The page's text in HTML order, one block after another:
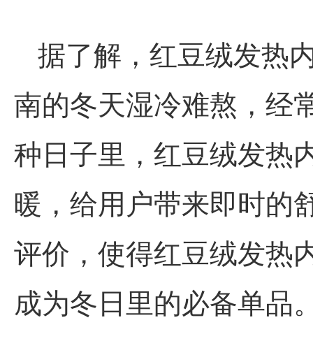
据了解， 红豆绒发热
南的冬天湿冷难熬，经
种日子里， 红豆绒发热
暖，给用户带来即时的
评价，使得红豆绒发热
成为冬日里的必备单品